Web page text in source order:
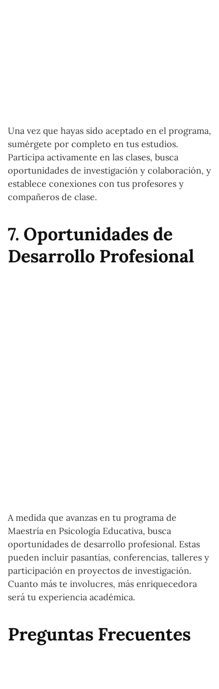
Una vez que hayas sido aceptado en el programa,
sumérgete por completo en tus estudios.
Participa activamente en las clases, busca
oportunidades de investigación y colaboración, y
establece conexiones con tus profesores y
compañeros de clase.
7. Oportunidades de
Desarrollo Profesional
A medida que avanzas en tu programa de
Maestría en Psicología Educativa, busca
oportunidades de desarrollo profesional. Estas
pueden incluir pasantías, conferencias, talleres y
participación en proyectos de investigación.
Cuanto más te involucres, más enriquecedora
será tu experiencia académica.
Preguntas Frecuentes